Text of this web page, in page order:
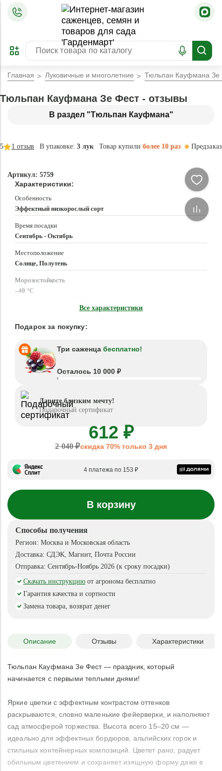
ПРЕДЗАКАЗ
ЗАБРОНИРОВАТЬ
ЛУЧШЕЕ
Главная Луковичные и многолетние Тюльпан Кауфмана Зе
В раздел "Тюльпан Кауфмана"
Тюльпан Кауфмана Зе Фест - отзывы
В упаковке: 3 лук Товар купили более 10 раз
5 1 отзыв Предзаказ
–40 °
Артикул: 5759
Характеристики:
Особенность
Эффектный низкорослый сорт
Время посадки
Сентябрь - Октябрь
Местоположение
Солнце, Полутень
Морозостойкость
–40 °C
Все характеристики
Подарок за покупку:
Три саженца бесплатно!
Осталось 10 000 ₽
Дарите близким мечту!
Подарочный сертификат
612 ₽
2 040 ₽скидка 70% только 3 дня
4 платежа по 153 ₽
В корзину
Способы получения
Регион: Москва и Московская область
Доставка: СДЭК, Магнит, Почта России
Отправка: Сентябрь-Ноябрь 2026 (к сроку посадки)
Скачать инструкцию от агронома бесплатно
Гарантия качества и сортности
Замена товара, возврат денег
Описание Отзывы Характеристики
Тюльпан Кауфмана Зе Фест — праздник, который
начинается с первыми теплыми днями!
Яркие цветки с эффектным контрастом оттенков
раскрываются, словно маленькие фейерверки, и наполняют
сад атмосферой торжества. Высота всего 15–20 см —
идеально для эффектных бордюров, альпийских горок и
стильных контейнерных композиций. Цветет рано, радует
обильным цветением и сохраняет изящную форму даже в